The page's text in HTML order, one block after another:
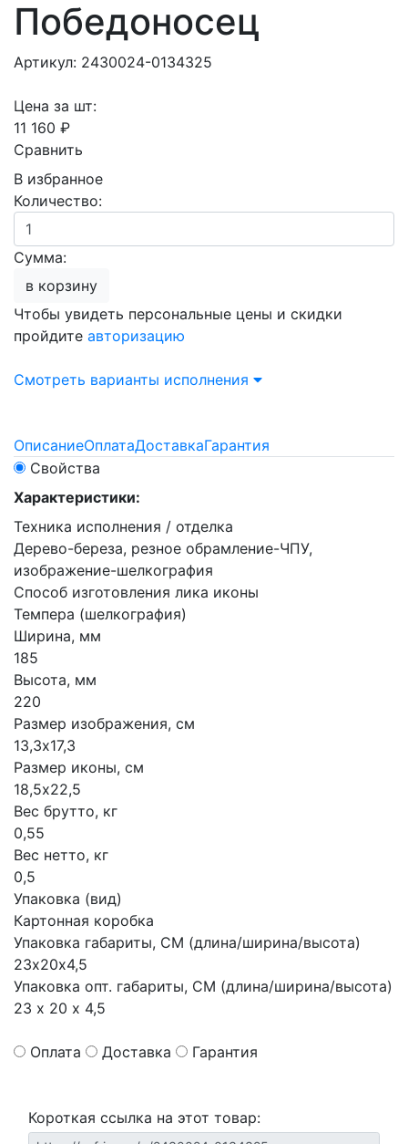
Победоносец
Артикул: 2430024-0134325
Цена за шт:
11 160 ₽
Сравнить
В избранное
Количество:
Сумма:
в корзину
Чтобы увидеть персональные цены и скидки
пройдите авторизацию
Смотреть варианты исполнения
ОписаниеОплатаДоставкаГарантия
Свойства
Характеристики:
Техника исполнения / отделка
Дерево-береза, резное обрамление-ЧПУ,
изображение-шелкография
Способ изготовления лика иконы
Темпера (шелкография)
Ширина, мм
185
Высота, мм
220
Размер изображения, см
13,3х17,3
Размер иконы, см
18,5х22,5
Вес брутто, кг
0,55
Вес нетто, кг
0,5
Упаковка (вид)
Картонная коробка
Упаковка габариты, СМ (длина/ширина/высота)
23х20х4,5
Упаковка опт. габариты, СМ (длина/ширина/высота)
23 х 20 х 4,5
Оплата Доставка Гарантия
Короткая ссылка на этот товар: